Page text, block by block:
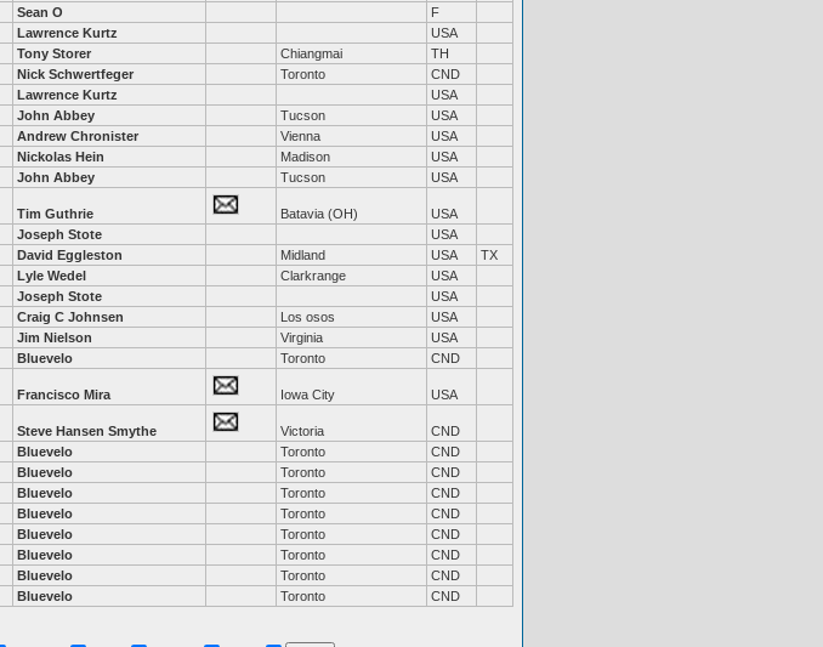
Sean O
F
Lawrence Kurtz
USA
Tony Storer Chiangmai
TH
Nick Schwertfeger Toronto
CND
Lawrence Kurtz
USA
John Abbey Tucson
USA
Andrew Chronister Vienna
USA
Nickolas Hein Madison
USA
John Abbey Tucson USA
Tim Guthrie Batavia (OH)
USA
Joseph Stote
USA
David Eggleston Midland USA
TX
Lyle Wedel Clarkrange
USA
Joseph Stote
USA
Craig C Johnsen Los osos
USA
Jim Nielson Virginia
USA
Bluevelo Toronto CND
Francisco Mira Iowa City USA
Steve Hansen Smythe Victoria
CND
Bluevelo Toronto
CND
Bluevelo Toronto
CND
Bluevelo Toronto
CND
Bluevelo Toronto
CND
Bluevelo Toronto
CND
Bluevelo Toronto
CND
Bluevelo Toronto
CND
Bluevelo Toronto CND